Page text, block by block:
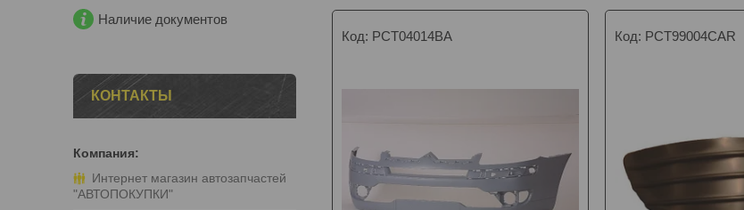
PCT04014BA PCT99004CAR
Наличие документов
КОНТАКТЫ
Интернет магазин автозапчастей
"АВТОПОКУПКИ"